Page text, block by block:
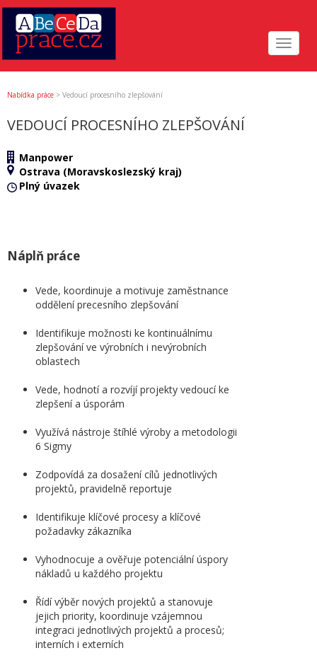
Toggle
Nabídka práce > Vedoucí procesního zlepšování
VEDOUCÍ PROCESNÍHO ZLEPŠOVÁNÍ
Manpower
Ostrava (Moravskoslezský kraj)
Plný úvazek
Náplň práce
Vede, koordinuje a motivuje zaměstnance
oddělení precesního zlepšování
Identifikuje možnosti ke kontinuálnímu
zlepšování ve výrobních i nevýrobních
oblastech
Vede, hodnotí a rozvíjí projekty vedoucí ke
zlepšení a úsporám
Využívá nástroje štíhlé výroby a metodologii
6 Sigmy
Zodpovídá za dosažení cílů jednotlivých
projektů, pravidelně reportuje
Identifikuje klíčové procesy a klíčové
požadavky zákazníka
Vyhodnocuje a ověřuje potenciální úspory
nákladů u každého projektu
Řídí výběr nových projektů a stanovuje
jejich priority, koordinuje vzájemnou
integraci jednotlivých projektů a procesů;
interních i externích